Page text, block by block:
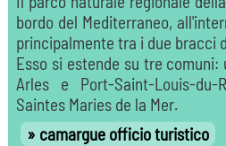
bordo del Mediterraneo,
principalmente tra i due bracci
Esso si estende su tre
Arles e Port-Saint-Louis-
Saintes Maries de la Mer.
camargue officio turistico